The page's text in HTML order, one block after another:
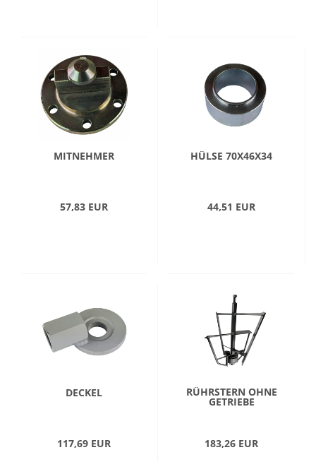
MITNEHMER
57,83 EUR
HÜLSE 70X46X34
44,51 EUR
DECKEL
117,69 EUR
RÜHRSTERN OHNE
GETRIEBE
183,26 EUR